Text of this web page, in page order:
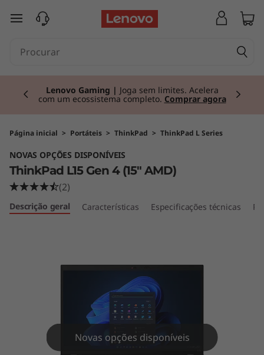
T
P
a
d
L
saltar para o conteúdo principal
Lenovo Gaming | Joga sem limites. Acelera
com um ecossistema completo. Comprar agora
Página inicial > Portáteis > ThinkPad > ThinkPad L Series
NOVAS OPÇÕES DISPONÍVEIS
ThinkPad L15 Gen 4 (15" AMD)
(2)
Descrição geral Características Especificações técnicas
Novas opções disponíveis